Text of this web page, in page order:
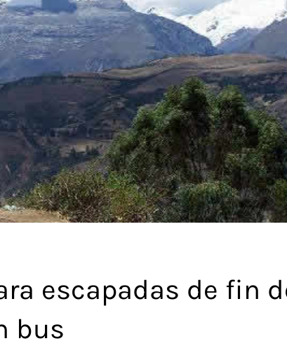
escapadas de fin
bus